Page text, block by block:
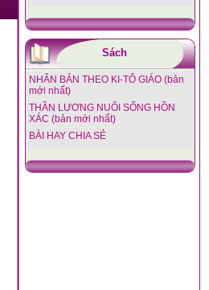
Sách
NHÂN BẢN THEO KI-TÔ GIÁO (bản
mới nhất)
THẦN LƯƠNG NUÔI SỐNG HỒN
XÁC (bản mới nhất)
BÀI HAY CHIA SẺ